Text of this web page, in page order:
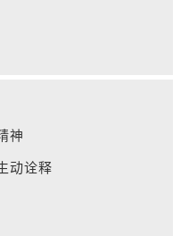
神
动诠释